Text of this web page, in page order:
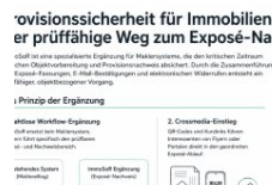
GRAFIK
Redaktion
Beiträge